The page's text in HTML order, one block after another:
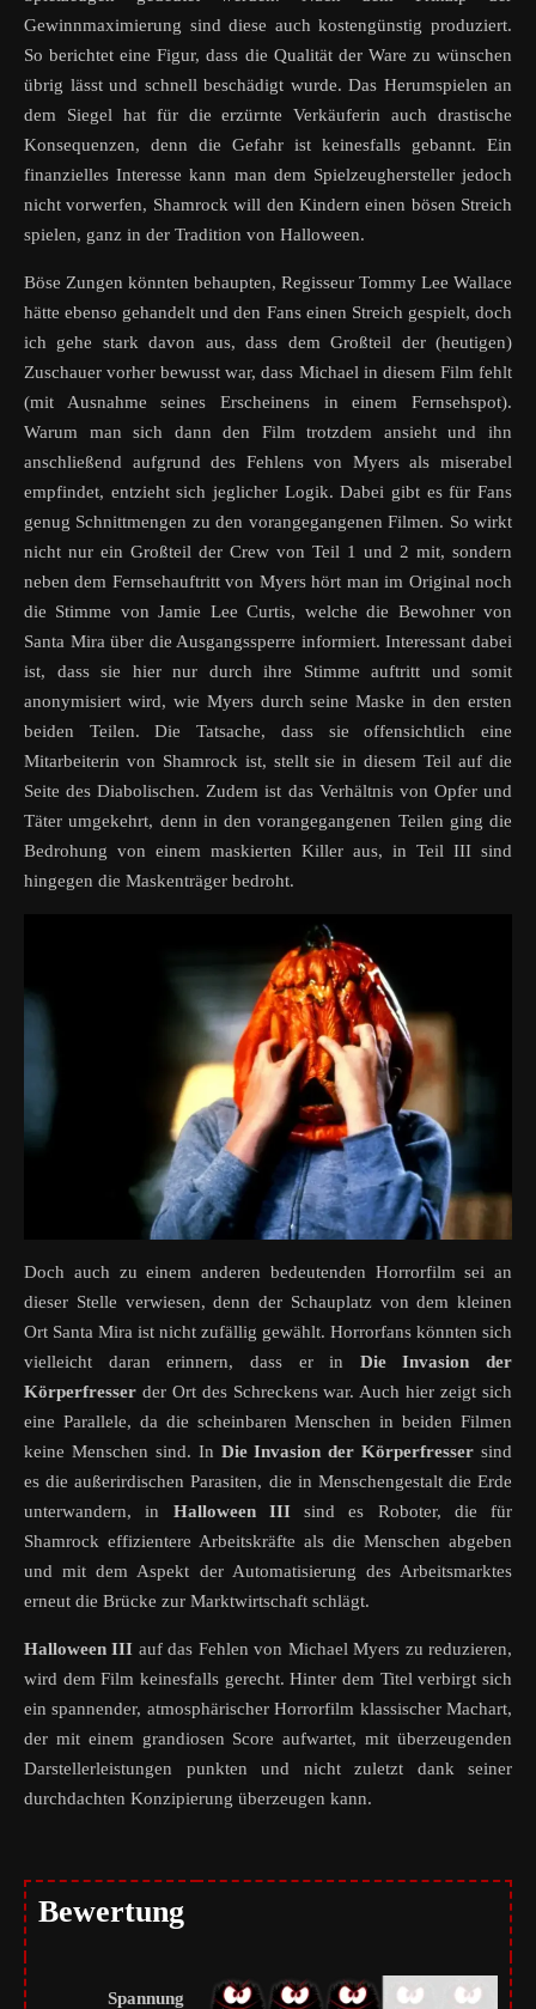
Gewinnmaximierung sind diese auch kostengünstig produziert.
So berichtet eine Figur, dass die Qualität der Ware zu wünschen
übrig lässt und schnell beschädigt wurde. Das Herumspielen an
dem Siegel hat für die erzürnte Verkäuferin auch drastische
Konsequenzen, denn die Gefahr ist keinesfalls gebannt. Ein
finanzielles Interesse kann man dem Spielzeughersteller jedoch
nicht vorwerfen, Shamrock will den Kindern einen bösen Streich
spielen, ganz in der Tradition von Halloween.
Böse Zungen könnten behaupten, Regisseur Tommy Lee Wallace
hätte ebenso gehandelt und den Fans einen Streich gespielt, doch
ich gehe stark davon aus, dass dem Großteil der (heutigen)
Zuschauer vorher bewusst war, dass Michael in diesem Film fehlt
(mit Ausnahme seines Erscheinens in einem Fernsehspot).
Warum man sich dann den Film trotzdem ansieht und ihn
anschließend aufgrund des Fehlens von Myers als miserabel
empfindet, entzieht sich jeglicher Logik. Dabei gibt es für Fans
genug Schnittmengen zu den vorangegangenen Filmen. So wirkt
nicht nur ein Großteil der Crew von Teil 1 und 2 mit, sondern
neben dem Fernsehauftritt von Myers hört man im Original noch
die Stimme von Jamie Lee Curtis, welche die Bewohner von
Santa Mira über die Ausgangssperre informiert. Interessant dabei
ist, dass sie hier nur durch ihre Stimme auftritt und somit
anonymisiert wird, wie Myers durch seine Maske in den ersten
beiden Teilen. Die Tatsache, dass sie offensichtlich eine
Mitarbeiterin von Shamrock ist, stellt sie in diesem Teil auf die
Seite des Diabolischen. Zudem ist das Verhältnis von Opfer und
Täter umgekehrt, denn in den vorangegangenen Teilen ging die
Bedrohung von einem maskierten Killer aus, in Teil III sind
hingegen die Maskenträger bedroht.
Doch auch zu einem anderen bedeutenden Horrorfilm sei an
dieser Stelle verwiesen, denn der Schauplatz von dem kleinen
Ort Santa Mira ist nicht zufällig gewählt. Horrorfans könnten sich
vielleicht daran erinnern, dass er in Die Invasion der
Körperfresser der Ort des Schreckens war. Auch hier zeigt sich
eine Parallele, da die scheinbaren Menschen in beiden Filmen
keine Menschen sind. In Die Invasion der Körperfresser sind
es die außerirdischen Parasiten, die in Menschengestalt die Erde
unterwandern, in Halloween III sind es Roboter, die für
Shamrock effizientere Arbeitskräfte als die Menschen abgeben
und mit dem Aspekt der Automatisierung des Arbeitsmarktes
erneut die Brücke zur Marktwirtschaft schlägt.
Halloween III auf das Fehlen von Michael Myers zu reduzieren,
wird dem Film keinesfalls gerecht. Hinter dem Titel verbirgt sich
ein spannender, atmosphärischer Horrorfilm klassischer Machart,
der mit einem grandiosen Score aufwartet, mit überzeugenden
Darstellerleistungen punkten und nicht zuletzt dank seiner
durchdachten Konzipierung überzeugen kann.
Bewertung
Spannung